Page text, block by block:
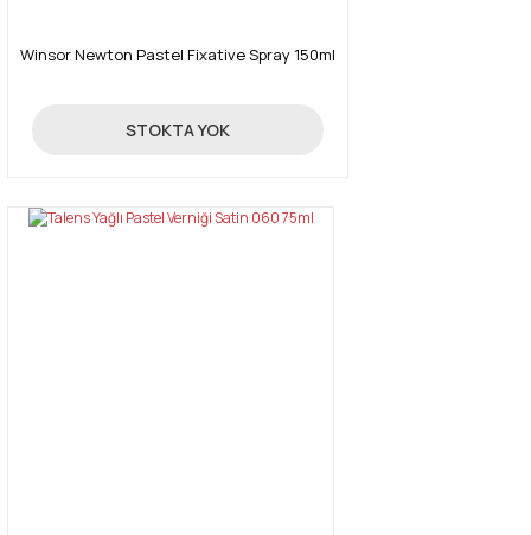
Winsor Newton Pastel Fixative Spray 150ml
425,00 TL
STOKTA YOK